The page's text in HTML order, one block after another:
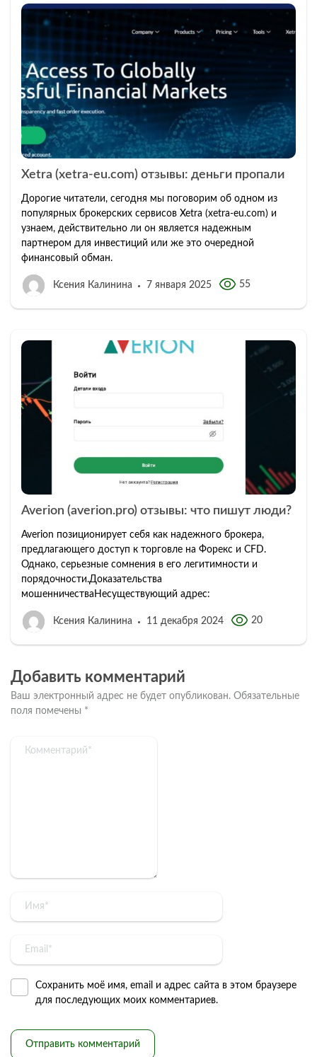
Xetra (xetra-eu.com) отзывы: деньги пропали
Дорогие читатели, сегодня мы поговорим об одном из
популярных брокерских сервисов Xetra (xetra-eu.com) и
узнаем, действительно ли он является надежным
партнером для инвестиций или же это очередной
финансовый обман.
Ксения Калинина 7 января 2025 55
Averion (averion.pro) отзывы: что пишут люди?
Averion позиционирует себя как надежного брокера,
предлагающего доступ к торговле на Форекс и CFD.
Однако, серьезные сомнения в его легитимности и
порядочности.Доказательства
мошенничестваНесуществующий адрес:
Ксения Калинина 11 декабря 2024 20
Добавить комментарий
Ваш электронный адрес не будет опубликован. Обязательные
поля помечены *
Сохранить моё имя, email и адрес сайта в этом браузере
для последующих моих комментариев.